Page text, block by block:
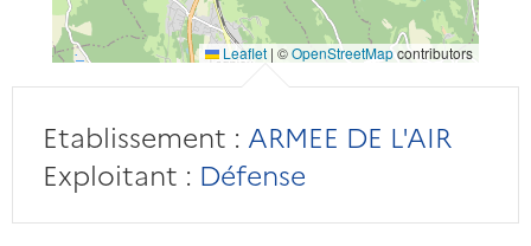
Leaflet | ©OpenStreetMapcontributors
Etablissement : ARMEE DE L'AIR
Exploitant : Défense